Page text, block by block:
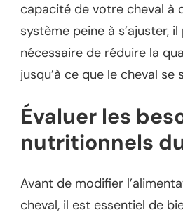
capacité de votre cheval à
système peine à s’ajuster,
nécessaire de réduire la
jusqu’à ce que le cheval se
Évaluer les
nutritionnels
Avant de modifier
cheval, il est essentiel de